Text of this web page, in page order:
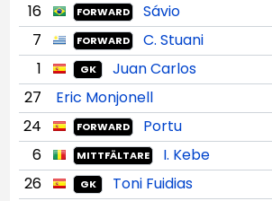
16 FORWARD Sávio
7 FORWARD C. Stuani
1 GK
Juan Carlos
27
Eric Monjonell
24
FORWARD
Portu
6
MITTFÄLTARE
I. Kebe
26
GK
Toni Fuidias